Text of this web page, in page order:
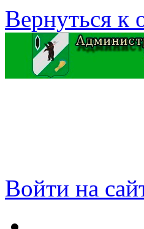
Вернуться к
Войти на